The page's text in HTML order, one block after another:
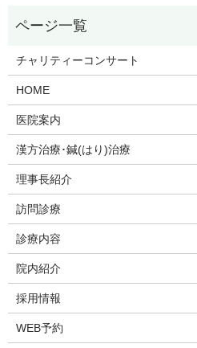
チャリティーコンサート
HOME
医院案内
漢方治療･鍼(はり)治療
理事長紹介
訪問診療
診療内容
院内紹介
採用情報
WEB予約